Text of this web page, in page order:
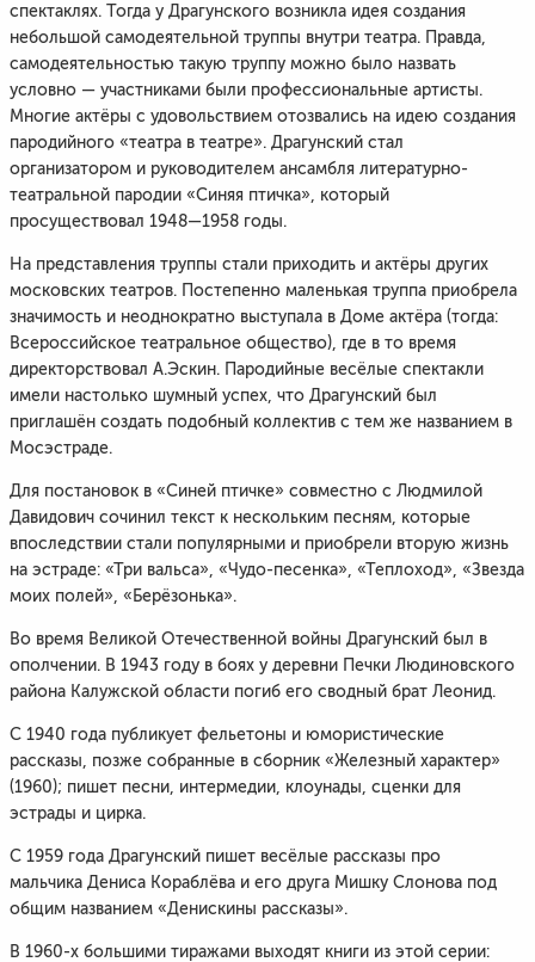
спектаклях. Тогда у Драгунского возникла идея создания
небольшой самодеятельной труппы внутри театра. Правда,
самодеятельностью такую труппу можно было назвать
условно — участниками были профессиональные артисты.
Многие актёры с удовольствием отозвались на идею создания
пародийного «театра в театре». Драгунский стал
организатором и руководителем ансамбля литературно-
театральной пародии «Синяя птичка», который
просуществовал 1948—1958 годы.
На представления труппы стали приходить и актёры других
московских театров. Постепенно маленькая труппа приобрела
значимость и неоднократно выступала в Доме актёра (тогда:
Всероссийское театральное общество), где в то время
директорствовал А.Эскин. Пародийные весёлые спектакли
имели настолько шумный успех, что Драгунский был
приглашён создать подобный коллектив с тем же названием в
Мосэстраде.
Для постановок в «Синей птичке» совместно с Людмилой
Давидович сочинил текст к нескольким песням, которые
впоследствии стали популярными и приобрели вторую жизнь
на эстраде: «Три вальса», «Чудо-песенка», «Теплоход», «Звезда
моих полей», «Берёзонька».
Во время Великой Отечественной войны Драгунский был в
ополчении. В 1943 году в боях у деревни Печки Людиновского
района Калужской области погиб его сводный брат Леонид.
С 1940 года публикует фельетоны и юмористические
рассказы, позже собранные в сборник «Железный характер»
(1960); пишет песни, интермедии, клоунады, сценки для
эстрады и цирка.
С 1959 года Драгунский пишет весёлые рассказы про
мальчика Дениса Кораблёва и его друга Мишку Слонова под
общим названием «Денискины рассказы».
В 1960-х большими тиражами выходят книги из этой серии: